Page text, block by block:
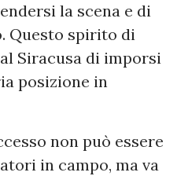
la scena e di
Questo spirito di
Siracusa di imporsi
posizione in
non può essere
in campo, ma va